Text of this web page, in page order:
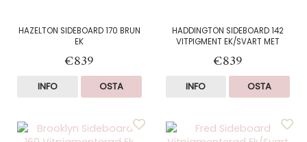
HAZELTON SIDEBOARD 170 BRUN
EK
€839
INFO OSTA
HADDINGTON SIDEBOARD 142
VITPIGMENT EK/SVART MET
€839
INFO OSTA